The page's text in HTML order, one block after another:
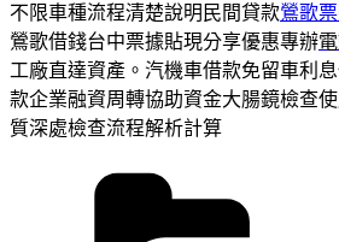
不限車種流程清楚說明民間貸款鶯歌
鶯歌借錢台中票據貼現分享優惠專辦
工廠直達資產。汽機車借款免留車利
款企業融資周轉協助資金大腸鏡檢查
質深處檢查流程解析計算